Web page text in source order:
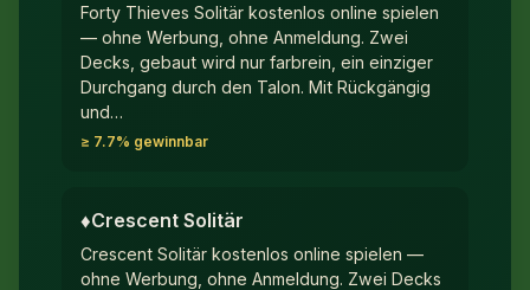
Forty Thieves Solitär kostenlos online spielen
— ohne Werbung, ohne Anmeldung. Zwei
Decks, gebaut wird nur farbrein, ein einziger
Durchgang durch den Talon. Mit Rückgängig
und…
≥ 7.7% gewinnbar
♦︎Crescent Solitär
Crescent Solitär kostenlos online spielen —
ohne Werbung, ohne Anmeldung. Zwei Decks